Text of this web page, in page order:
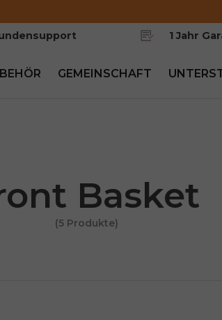
1 Jahr
GEMEINSCHAFT
Basket
(5 Produkte)